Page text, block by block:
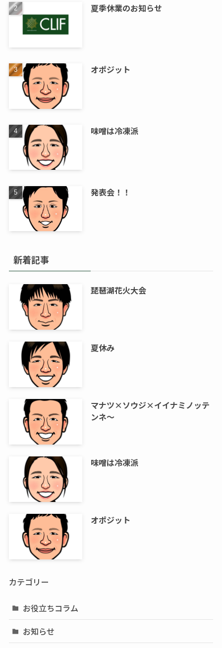
夏季休業のお知らせ
オポジット
味噌は冷凍派
発表会！！
新着記事
琵琶湖花火大会
夏休み
マナツ×ソウジ×イイナミノッテ
ンネ～
味噌は冷凍派
オポジット
カテゴリー
お役立ちコラム
お知らせ